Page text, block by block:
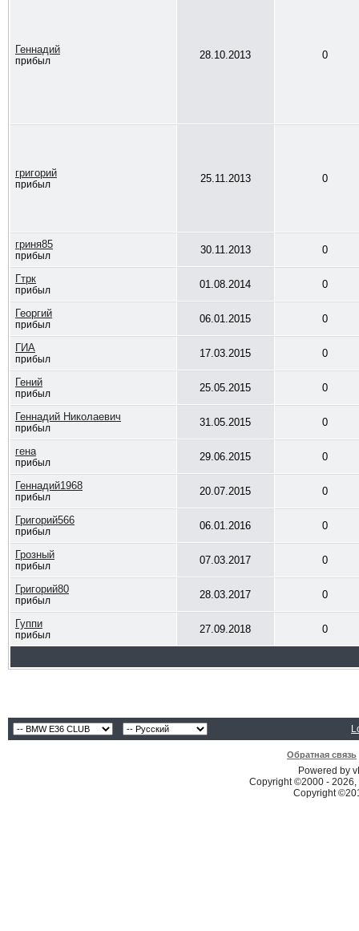
Геннадий
прибыл 28.10.2013 0
григорий
прибыл 25.11.2013 0
гриня85
прибыл 30.11.2013 0
Гтрк
прибыл 01.08.2014 0
Георгий
прибыл 06.01.2015 0
ГИА
прибыл 17.03.2015 0
Гений
прибыл 25.05.2015 0
Геннадий Николаевич
прибыл 31.05.2015 0
гена
прибыл 29.06.2015 0
Геннадий1968
прибыл 20.07.2015 0
Григорий566
прибыл 06.01.2016 0
Грозный
прибыл 07.03.2017 0
Григорий80
прибыл 28.03.2017 0
Гуппи
прибыл 27.09.2018 0
Обратная связь
Powered by
Copyright ©2000 -
Copyright